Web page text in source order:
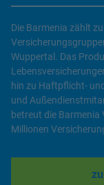
Die Barmenia zählt
Wuppertal. Das
hin zu Haftpflicht-
und
betreut die Barmenia
Millionen